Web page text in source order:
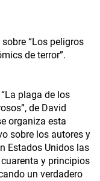
“Los peligros
de terror”.
plaga de los
de David
organiza esta
sobre los autores y
Estados Unidos las
y principios
un verdadero